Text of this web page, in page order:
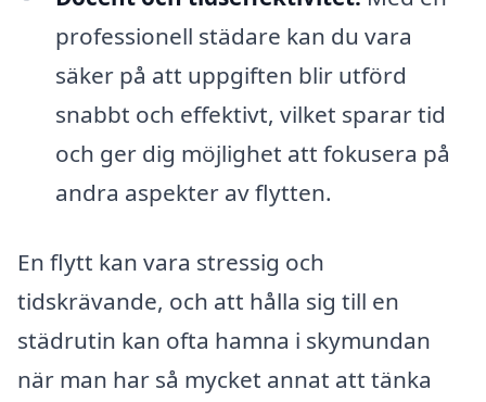
professionell städare kan du vara
säker på att uppgiften blir utförd
snabbt och effektivt, vilket sparar tid
och ger dig möjlighet att fokusera på
andra aspekter av flytten.
En flytt kan vara stressig och
tidskrävande, och att hålla sig till en
städrutin kan ofta hamna i skymundan
när man har så mycket annat att tänka